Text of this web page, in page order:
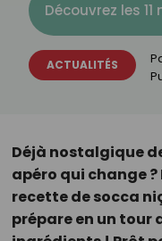
Découvrez les 11
ACTUALITÉS
Déjà nostalgique
apéro qui change
recette de socca
prépare en un tour